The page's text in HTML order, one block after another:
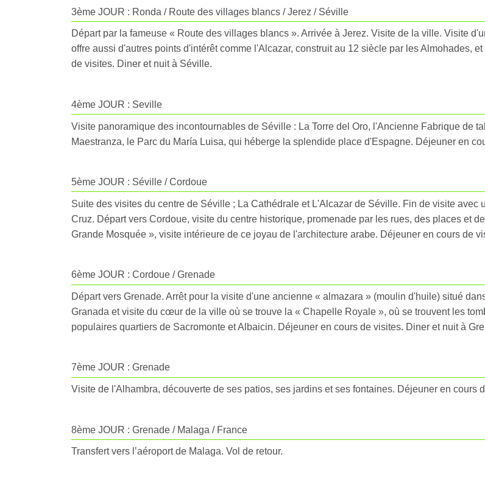
3ème JOUR : Ronda / Route des villages blancs / Jerez / Séville
Départ par la fameuse « Route des villages blancs ». Arrivée à Jerez. Visite de la ville. Visite
offre aussi d'autres points d'intérêt comme l'Alcazar, construit au 12 siècle par les Almohades,
de visites. Diner et nuit à Séville.
4ème JOUR : Seville
Visite panoramique des incontournables de Séville : La Torre del Oro, l'Ancienne Fabrique de
Maestranza, le Parc du María Luisa, qui héberge la splendide place d'Espagne. Déjeuner en
5ème JOUR : Séville / Cordoue
Suite des visites du centre de Séville ; La Cathédrale et L'Alcazar de Séville. Fin de visite
Cruz. Départ vers Cordoue, visite du centre historique, promenade par les rues, des places et
Grande Mosquée », visite intérieure de ce joyau de l'architecture arabe. Déjeuner en cours de
6ème JOUR : Cordoue / Grenade
Départ vers Grenade. Arrêt pour la visite d'une ancienne « almazara » (moulin d'huile) situé
Granada et visite du cœur de la ville où se trouve la « Chapelle Royale », où se trouvent les
populaires quartiers de Sacromonte et Albaicin. Déjeuner en cours de visites. Diner et nuit à
7ème JOUR : Grenade
Visite de l'Alhambra, découverte de ses patios, ses jardins et ses fontaines. Déjeuner en cours
8ème JOUR : Grenade / Malaga / France
Transfert vers l’aéroport de Malaga. Vol de retour.